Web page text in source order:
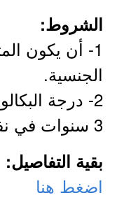
الشروط:
1- أن يكون
الجنسية.
2- درجة
3 سنوات في نفس العمل والمجال.
بقية التفاصيل:
اضغط هنا